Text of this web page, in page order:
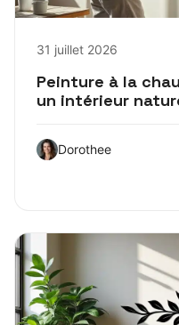
31 juillet 2026
Peinture à la
un intérieur
Dorothee